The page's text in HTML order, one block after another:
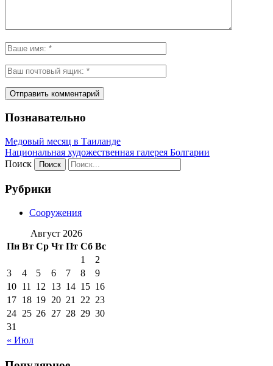
Познавательно
Медовый месяц в Таиланде
Национальная художественная галерея Болгарии
Поиск
Рубрики
Сооружения
Август 2026
Пн Вт Ср Чт Пт Сб Вс
« Июл
1
2
3
4 5 6 7 8
9
10 11 12 13 14 15 16
17 18 19 20 21 22 23
24 25 26 27 28 29 30
31